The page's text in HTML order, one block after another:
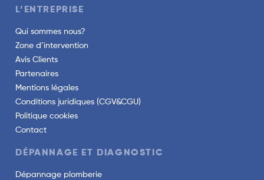
L’ENTREPRISE
Qui sommes nous?
Zone d’intervention
Avis Clients
Partenaires
Mentions légales
Conditions juridiques (CGV&CGU)
Politique cookies
Contact
DÉPANNAGE ET DIAGNOSTIC
Dépannage plomberie